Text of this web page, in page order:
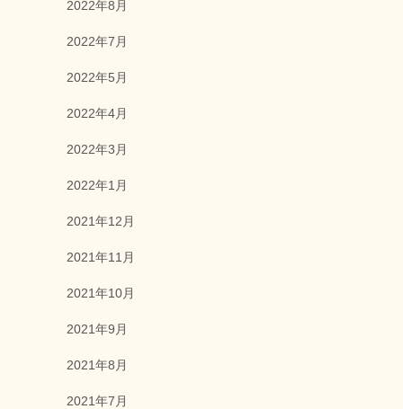
2022年8月
2022年7月
2022年5月
2022年4月
2022年3月
2022年1月
2021年12月
2021年11月
2021年10月
2021年9月
2021年8月
2021年7月